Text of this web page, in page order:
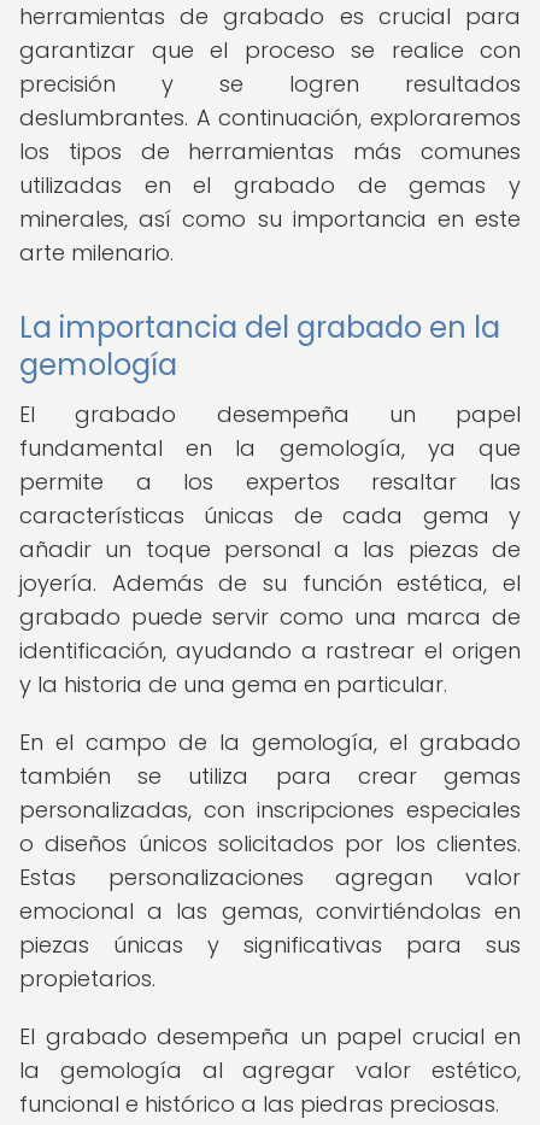
herramientas de grabado es crucial para
garantizar que el proceso se realice con
precisión y se logren resultados
deslumbrantes. A continuación, exploraremos
los tipos de herramientas más comunes
utilizadas en el grabado de gemas y
minerales, así como su importancia en este
arte milenario.
La importancia del grabado en la
gemología
El grabado desempeña un papel
fundamental en la gemología, ya que
permite a los expertos resaltar las
características únicas de cada gema y
añadir un toque personal a las piezas de
joyería. Además de su función estética, el
grabado puede servir como una marca de
identificación, ayudando a rastrear el origen
y la historia de una gema en particular.
En el campo de la gemología, el grabado
también se utiliza para crear gemas
personalizadas, con inscripciones especiales
o diseños únicos solicitados por los clientes.
Estas personalizaciones agregan valor
emocional a las gemas, convirtiéndolas en
piezas únicas y significativas para sus
propietarios.
El grabado desempeña un papel crucial en
la gemología al agregar valor estético,
funcional e histórico a las piedras preciosas.